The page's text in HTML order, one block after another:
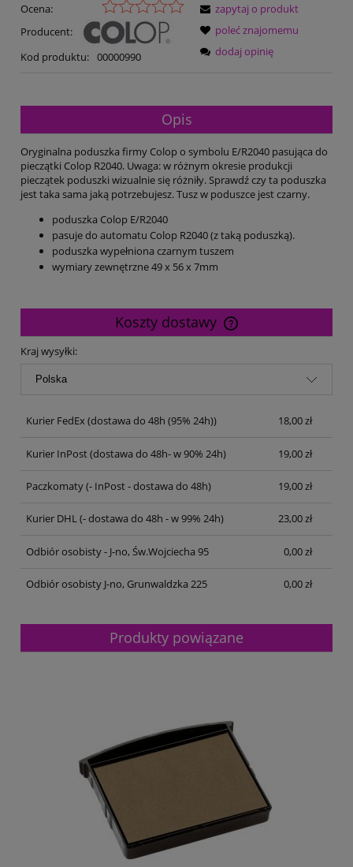
Ocena:
Producent:
Kod produktu: 00000990
zapytaj o produkt
poleć znajomemu
dodaj opinię
Opis
Oryginalna poduszka firmy Colop o symbolu E/R2040 pasująca do
pieczątki Colop R2040. Uwaga: w różnym okresie produkcji
pieczątek poduszki wizualnie się różniły. Sprawdź czy ta poduszka
jest taka sama jaką potrzebujesz. Tusz w poduszce jest czarny.
poduszka Colop E/R2040
pasuje do automatu Colop R2040 (z taką poduszką).
poduszka wypełniona czarnym tuszem
wymiary zewnętrzne 49 x 56 x 7mm
Koszty dostawy
Cena nie zawiera ewentualnych kosztów płatności
Kraj wysyłki:
Kurier FedEx(dostawa do 48h (95% 24h)) 18,00 zł
Kurier InPost(dostawa do 48h- w 90% 24h) 19,00 zł
Paczkomaty(- InPost - dostawa do 48h) 19,00 zł
Kurier DHL(- dostawa do 48h - w 99% 24h) 23,00 zł
Odbiór osobisty - J-no, Św.Wojciecha 95 0,00 zł
Odbiór osobisty J-no, Grunwaldzka 225 0,00 zł
Produkty powiązane